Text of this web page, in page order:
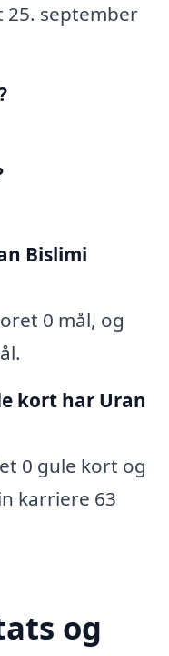
25. september
Bislimi
0 mål, og
kort har Uran
0 gule kort og
karriere 63
og